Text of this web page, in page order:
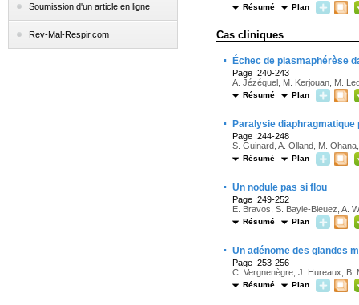
Soumission d'un article en ligne
Rev-Mal-Respir.com
Résumé Plan
Cas cliniques
· Échec de plasmaphérèse
Page :240-243
A. Jézéquel, M. Kerjouan, M.
Résumé Plan
· Paralysie
Page :244-248
S. Guinard, A. Olland, M.
Résumé Plan
· Un nodule pas si flou
Page :249-252
E. Bravos, S. Bayle-Bleuez, A.
Résumé Plan
· Un adénome des glandes
Page :253-256
C. Vergnenègre, J. Hureaux, B.
Résumé Plan